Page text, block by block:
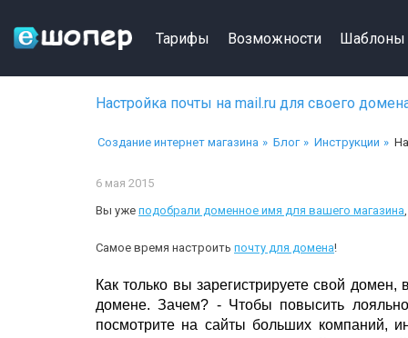
Тарифы Возможности Шаблоны
Настройка почты на mail.ru для cвоего
Создание интернет магазина Блог Инструкции
6 мая 2015
Вы уже подобрали доменное имя для вашего магазина
Самое время настроить почту для домена!
Как только вы зарегистрируете свой
домене. Зачем? - Чтобы повысить
посмотрите на сайты больших компаний,